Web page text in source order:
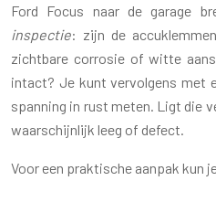
Ford Focus naar de garage
inspectie: zijn de
zichtbare corrosie of witte
intact? Je kunt vervolgens met
spanning in rust meten. Ligt die
waarschijnlijk leeg of defect.
Voor een praktische aanpak kun